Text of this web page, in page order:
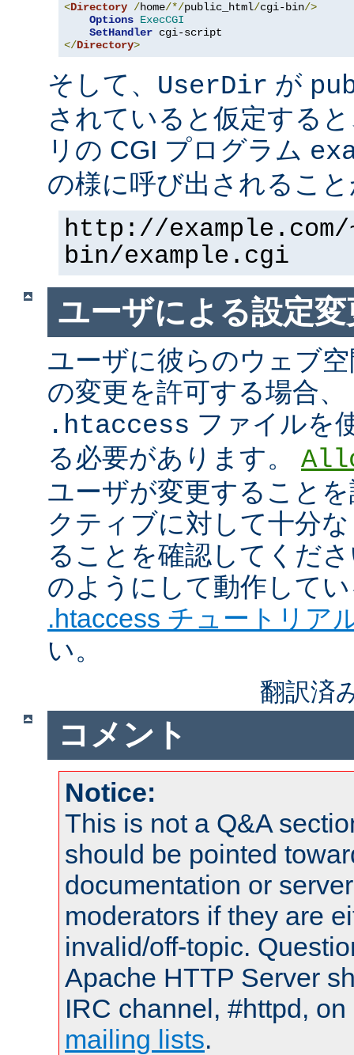
<Directory /home/*/public_html/cgi-bin/>
Options ExecCGI
SetHandler
</Directory>
そして、 UserDir が
されていると仮定する
リの CGI プログラム
の様に呼び出されるこ
http://
bin/example.cgi
ユーザによる設定
ユーザに彼らのウェブ
の変更を許可する場合
.htaccess ファイルを
る必要があります。
ユーザが変更すること
クティブに対して十分
ることを確認してくだ
のようにして動作して
.htaccess チュートリア
い。
翻訳済
コメント
Notice:
This is not a Q&A
should be pointed
documentation or
moderators if they are
invalid/off-topic.
Apache HTTP Server
IRC channel, #httpd,
mailing lists.